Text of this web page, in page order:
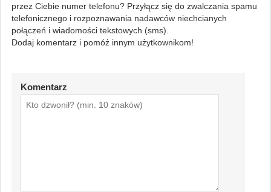
przez Ciebie numer telefonu? Przyłącz się do zwalczania spamu
telefonicznego i rozpoznawania nadawców niechcianych
połączeń i wiadomości tekstowych (sms).
Dodaj komentarz i pomóż innym użytkownikom!
Komentarz